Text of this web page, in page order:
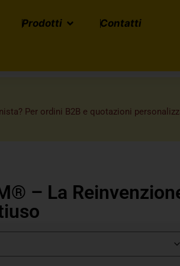
Prodotti Contatti
Per ordini B2B e quotazioni
– La